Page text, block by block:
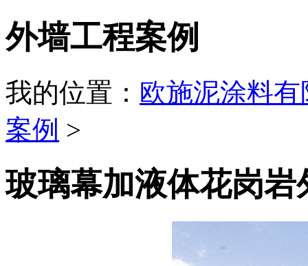
外墙工程案例
我的位置： 欧施泥涂料
案例 >
玻璃幕加液体花岗岩